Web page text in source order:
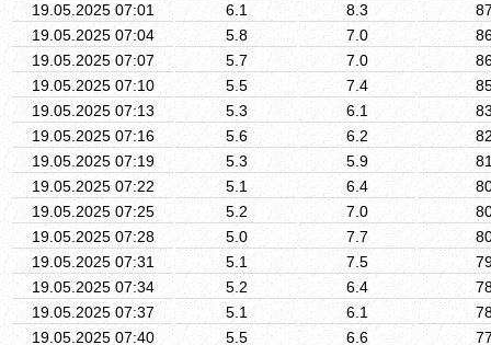
19.05.2025 07:01
6.1 8.3
19.05.2025 07:04
5.8 7.0
19.05.2025 07:07
5.7 7.0
19.05.2025 07:10
5.5 7.4
19.05.2025 07:13
5.3 6.1
19.05.2025 07:16
5.6 6.2
19.05.2025 07:19
5.3 5.9
19.05.2025 07:22
5.1 6.4
19.05.2025 07:25
5.2 7.0
19.05.2025 07:28
5.0 7.7
19.05.2025 07:31
5.1 7.5
19.05.2025 07:34
5.2 6.4
19.05.2025 07:37
5.1 6.1
19.05.2025 07:40
5.5 6.6